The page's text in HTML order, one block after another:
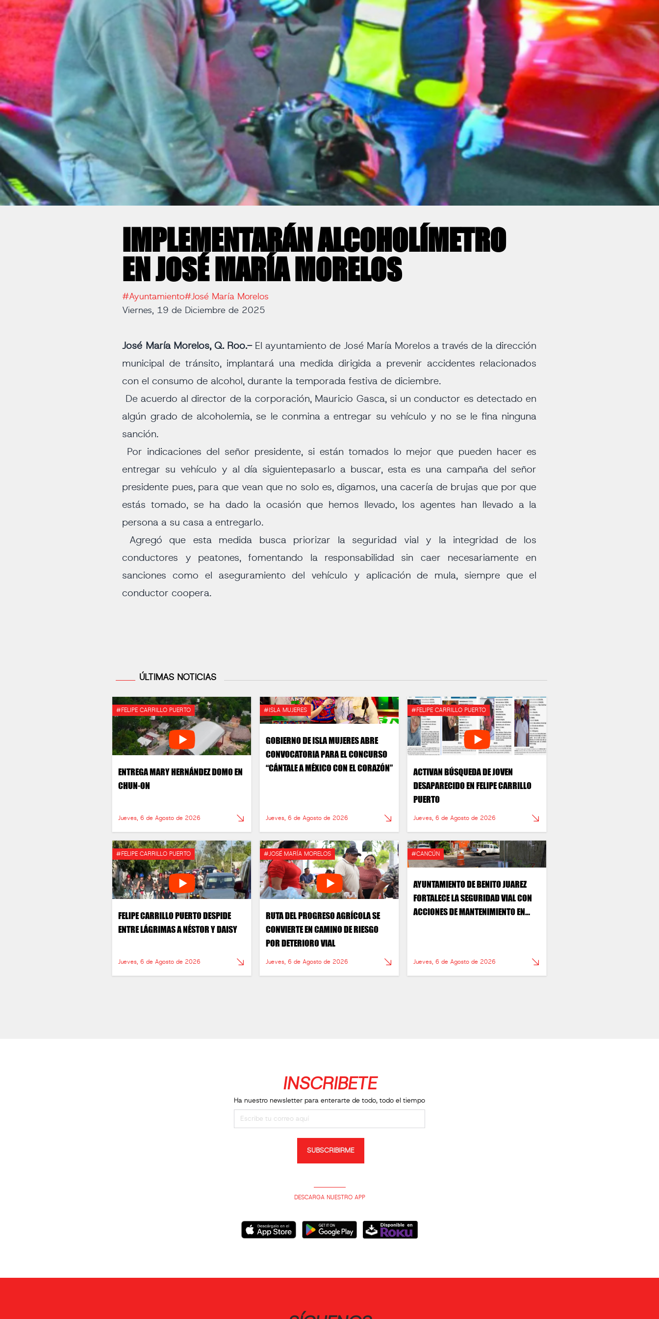
IMPLEMENTARÁN ALCOHOLÍMETRO
EN JOSÉ MARÍA MORELOS
#Ayuntamiento#José María Morelos
Viernes, 19 de Diciembre de 2025
José María Morelos, Q. Roo.-El ayuntamiento de José María Morelos a través de la dirección
municipal de tránsito, implantará una medida dirigida a prevenir accidentes relacionados
con el consumo de alcohol, durante la temporada festiva de diciembre.
De acuerdo al director de la corporación, Mauricio Gasca, si un conductor es detectado en
algún grado de alcoholemia, se le conmina a entregar su vehículo y no se le fina ninguna
sanción.
Por indicaciones del señor presidente, si están tomados lo mejor que pueden hacer es
entregar su vehículo y al día siguientepasarlo a buscar, esta es una campaña del señor
presidente pues, para que vean que no solo es, digamos, una cacería de brujas que por que
estás tomado, se ha dado la ocasión que hemos llevado, los agentes han llevado a la
persona a su casa a entregarlo.
Agregó que esta medida busca priorizar la seguridad vial y la integridad de los
conductores y peatones, fomentando la responsabilidad sin caer necesariamente en
sanciones como el aseguramiento del vehículo y aplicación de mula, siempre que el
conductor coopera.
ÚLTIMAS NOTICIAS
#FELIPE CARRILLO PUERTO
ENTREGA MARY HERNÁNDEZ DOMO EN
CHUN-ON
Jueves, 6 de Agosto de 2026
#ISLA MUJERES
GOBIERNO DE ISLA MUJERES ABRE
CONVOCATORIA PARA EL CONCURSO
“CÁNTALE A MÉXICO CON EL CORAZÓN”
Jueves, 6 de Agosto de 2026
#FELIPE CARRILLO PUERTO
ACTIVAN BÚSQUEDA DE JOVEN
DESAPARECIDO EN FELIPE CARRILLO
PUERTO
Jueves, 6 de Agosto de 2026
#FELIPE CARRILLO PUERTO
FELIPE CARRILLO PUERTO DESPIDE
ENTRE LÁGRIMAS A NÉSTOR Y DAISY
Jueves, 6 de Agosto de 2026
#JOSÉ MARÍA MORELOS
RUTA DEL PROGRESO AGRÍCOLA SE
CONVIERTE EN CAMINO DE RIESGO
POR DETERIORO VIAL
Jueves, 6 de Agosto de 2026
#CANCÚN
AYUNTAMIENTO DE BENITO JUAREZ
FORTALECE LA SEGURIDAD VIAL CON
ACCIONES DE MANTENIMIENTO EN
Jueves, 6 de Agosto de 2026
INSCRIBETE
Ha nuestro newsletter para enterarte de todo, todo el tiempo
SUBSCRIBIRME
DESCARGA NUESTRO APP